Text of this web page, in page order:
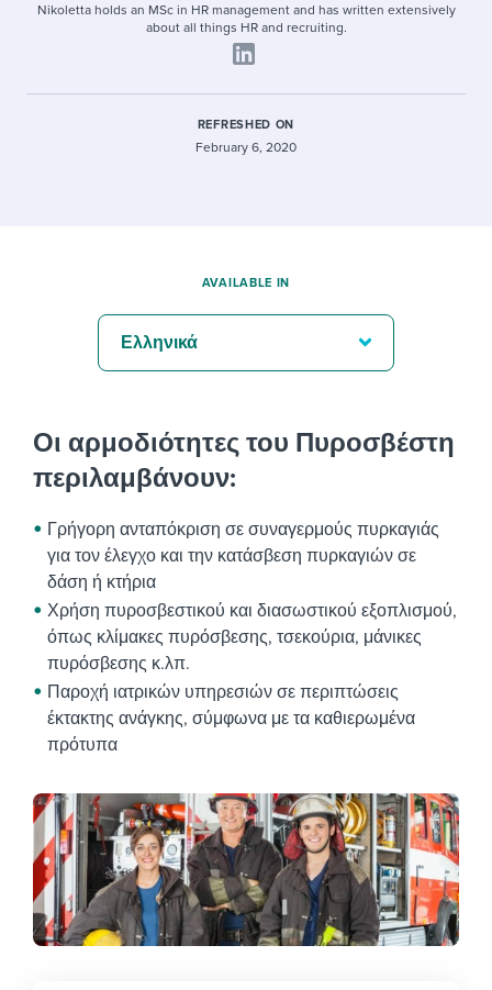
Nikoletta holds an MSc in HR management and has written extensively
about all things HR and recruiting.
REFRESHED ON
February 6, 2020
Οι αρμοδιότητες του Πυροσβέστη
περιλαμβάνουν:
Γρήγορη ανταπόκριση σε συναγερμούς πυρκαγιάς
για τον έλεγχο και την κατάσβεση πυρκαγιών σε
δάση ή κτήρια
Χρήση πυροσβεστικού και διασωστικού εξοπλισμού,
όπως κλίμακες πυρόσβεσης, τσεκούρια, μάνικες
πυρόσβεσης κ.λπ.
Παροχή ιατρικών υπηρεσιών σε περιπτώσεις
έκτακτης ανάγκης, σύμφωνα με τα καθιερωμένα
πρότυπα
AVAILABLE IN
Ελληνικά